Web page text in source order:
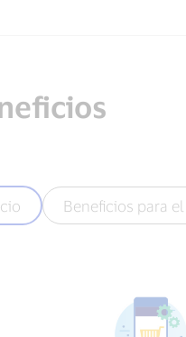
Beneficios para